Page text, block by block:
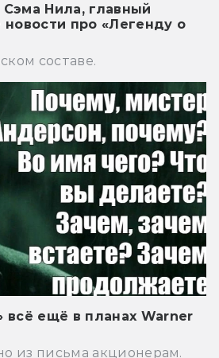
Нила, главный
про «Легенду о
составе.
всё ещё в планах Warner
из письма акционерам.